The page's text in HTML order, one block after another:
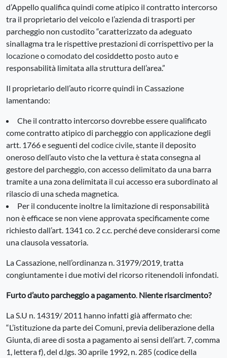
d’Appello qualifica quindi come atipico il contratto intercorso
tra il proprietario del veicolo e l’azienda di trasporti per
parcheggio non custodito “caratterizzato da adeguato
sinallagma tra le rispettive prestazioni di corrispettivo per la
locazioneocomodatodel cosiddetto posto autoe
responsabilità limitata alla struttura dell’area.”
Il proprietario dell’auto ricorre quindi in Cassazione
lamentando:
Che il contratto intercorso dovrebbe essere qualificato
come contratto atipico di parcheggio con applicazione degli
artt. 1766 e seguenti del codice civile , stante il deposito
oneroso dell’auto visto che la vettura è stata consegna al
gestore del parcheggio, con accesso delimitato da una barra
tramite a una zona delimitata il cui accesso era subordinato al
rilascio di una scheda magnetica.
Per il conducente inoltre la limitazione di responsabilità
non è efficace se non viene approvata specificamente come
richiesto dall’art. 1341 co. 2 c.c. perché deve considerarsi come
una clausola vessatoria.
La Cassazione, nell’ordinanza n. 31979/2019, tratta
congiuntamente i due motivi del ricorso ritenendoli infondati.
Furto d’auto parcheggio a pagamento Niente risarcimento?
La S.U n. 14319/ 2011 hanno infatti già affermato che:
“L’istituzione da parte dei Comuni, previa deliberazione della
Giunta, di aree di sosta a pagamento ai sensi dell’art. 7, comma
1, lettera f), del d.lgs. 30 aprile 1992, n. 285 (codice della